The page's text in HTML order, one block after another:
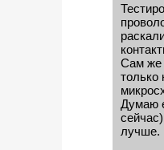
Сам же
только
Думаю
лучше.